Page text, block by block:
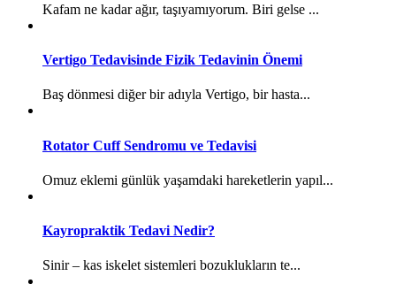
Kafam ne kadar ağır, taşıyamıyorum. Biri gelse ...
Vertigo Tedavisinde Fizik Tedavinin Önemi
Baş dönmesi diğer bir adıyla Vertigo, bir hasta...
Rotator Cuff Sendromu ve Tedavisi
Omuz eklemi günlük yaşamdaki hareketlerin yapıl...
Kayropraktik Tedavi Nedir?
Sinir – kas iskelet sistemleri bozuklukların te...